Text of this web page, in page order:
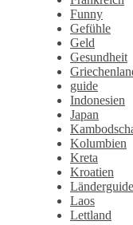
Funny
Gefühle
Geld
Gesundheit
guide
Indonesien
Japan
Kolumbien
Kreta
Kroatien
Länderguide
Laos
Lettland